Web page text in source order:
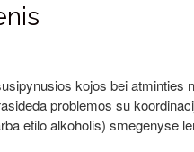
kojos bei
problemos su
etilo alkoholis) smegenyse